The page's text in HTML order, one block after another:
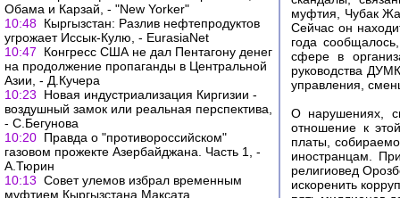
Обама и Карзай, - "New Yorker"
10:48 Кыргызстан: Разлив нефтепродуктов
угрожает Иссык-Кулю, - EurasiaNet
10:47
Конгресс США не дал Пентагону денег
на продолжение пропаганды в Центральной
Азии, - Д.Кучера
10:23
Новая индустриализация Киргизии -
воздушный замок или реальная перспектива,
- С.Бегунова
10:20 Правда о "противороссийском"
газовом прожекте Азербайджана. Часть 1, -
А.Тюрин
10:13 Совет улемов избрал временным
муфтием Кыргызстана Максата
муфтия, Чубак
Сейчас он
года
сфере в
руководства
управления,
О нарушениях,
отношение к
платы,
иностранцам.
религиовед
искоренить